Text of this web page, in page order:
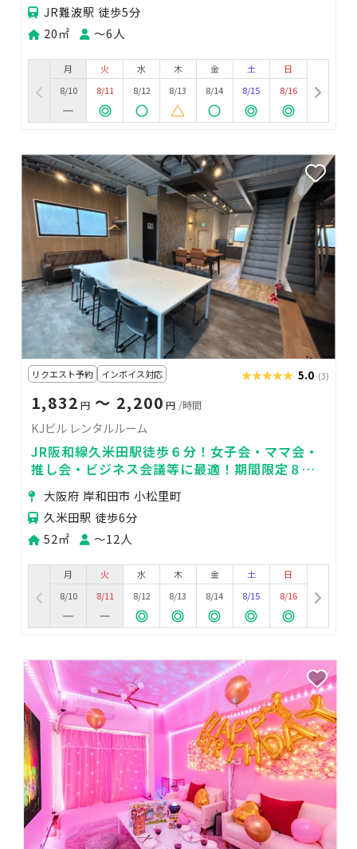
JR難波駅 徒歩5分
20㎡
〜6人
月
8/10
火
8/11
水
8/12
木
8/13
金
8/14
土
8/15
日
8/16
リクエスト予約 インボイス対応 ★★★★★
★★★★★ 5.0 (3)
1,832 円 〜 2,200 円 /時間
KJビル レンタルルーム
JR阪和線久米田駅徒歩６分！女子会・ママ会・
推し会・ビジネス会議等に最適！期間限定８月
末まで１時間２０００円！
大阪府 岸和田市 小松里町
久米田駅 徒歩6分
52㎡
〜12人
月
8/10
火
8/11
水
8/12
木
8/13
金
8/14
土
8/15
日
8/16